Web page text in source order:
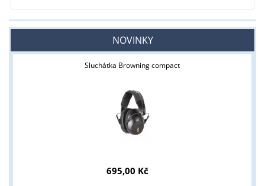
NOVINKY
Sluchátka Browning compact
695,00 Kč